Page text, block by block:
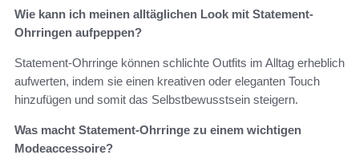
Wie kann ich meinen alltäglichen Look mit Statement-
Ohrringen aufpeppen?
Statement-Ohrringe können schlichte Outfits im Alltag erheblich
aufwerten, indem sie einen kreativen oder eleganten Touch
hinzufügen und somit das Selbstbewusstsein steigern.
Was macht Statement-Ohrringe zu einem wichtigen
Modeaccessoire?